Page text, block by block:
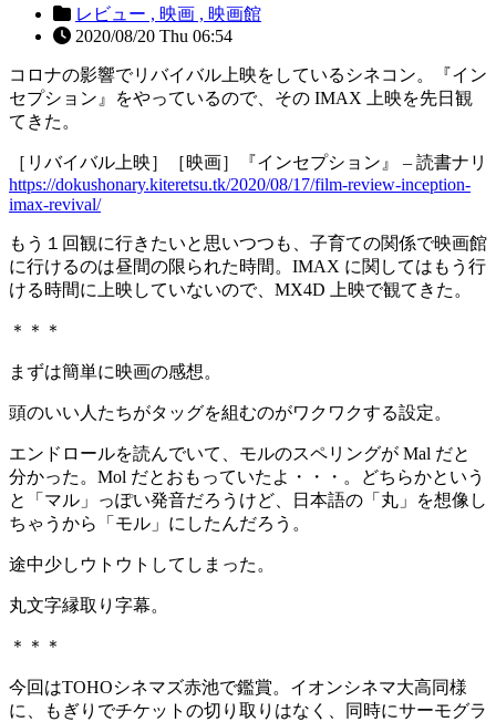
レビュー , 映画 , 映画館
2020/08/20 Thu 06:54
コロナの影響でリバイバル上映をしているシネコン。『イン
セプション』をやっているので、その IMAX 上映を先日観
てきた。
［リバイバル上映］［映画］『インセプション』 – 読書ナリ
https://dokushonary.kiteretsu.tk/2020/08/17/film-review-inception-
imax-revival/
もう１回観に行きたいと思いつつも、子育ての関係で映画館
に行けるのは昼間の限られた時間。IMAX に関してはもう行
ける時間に上映していないので、MX4D 上映で観てきた。
＊＊＊
まずは簡単に映画の感想。
頭のいい人たちがタッグを組むのがワクワクする設定。
エンドロールを読んでいて、モルのスペリングが Mal だと
分かった。Mol だとおもっていたよ・・・。どちらかという
と「マル」っぽい発音だろうけど、日本語の「丸」を想像し
ちゃうから「モル」にしたんだろう。
途中少しウトウトしてしまった。
丸文字縁取り字幕。
＊＊＊
今回はTOHOシネマズ赤池で鑑賞。イオンシネマ大高同様
に、もぎりでチケットの切り取りはなく、同時にサーモグラ